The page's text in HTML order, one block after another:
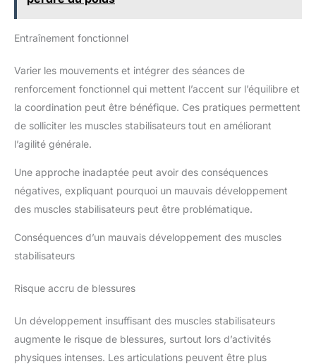
2022 parmi plus de 3 millions d'entreprises, appartient au
d'affaires annuel de plus de 14 milliards d'euros
Entraînement fonctionnel
Varier les mouvements et intégrer des séances de
renforcement fonctionnel qui mettent l’accent sur l’équilibre et
la coordination peut être bénéfique. Ces pratiques permettent
de solliciter les muscles stabilisateurs tout en améliorant
l’agilité générale.
Une approche inadaptée peut avoir des conséquences
négatives, expliquant pourquoi un mauvais développement
des muscles stabilisateurs peut être problématique.
Conséquences d’un mauvais développement des muscles
stabilisateurs
Risque accru de blessures
Un développement insuffisant des muscles stabilisateurs
augmente le risque de blessures, surtout lors d’activités
physiques intenses. Les articulations peuvent être plus